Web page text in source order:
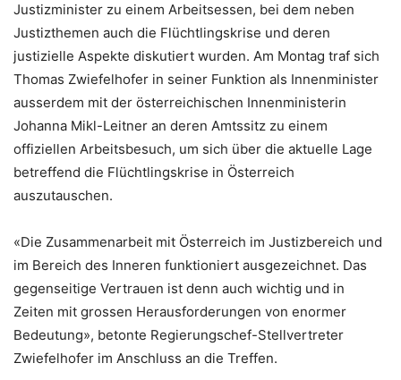
Justizminister zu einem Arbeitsessen, bei dem neben
Justizthemen auch die Flüchtlingskrise und deren
justizielle Aspekte diskutiert wurden. Am Montag traf sich
Thomas Zwiefelhofer in seiner Funktion als Innenminister
ausserdem mit der österreichischen Innenministerin
Johanna Mikl-Leitner an deren Amtssitz zu einem
offiziellen Arbeitsbesuch, um sich über die aktuelle Lage
betreffend die Flüchtlingskrise in Österreich
auszutauschen.
«Die Zusammenarbeit mit Österreich im Justizbereich und
im Bereich des Inneren funktioniert ausgezeichnet. Das
gegenseitige Vertrauen ist denn auch wichtig und in
Zeiten mit grossen Herausforderungen von enormer
Bedeutung», betonte Regierungschef-Stellvertreter
Zwiefelhofer im Anschluss an die Treffen.